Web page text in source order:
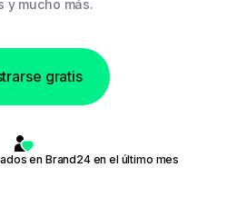
y mucho más.
gratis
en Brand24 en el último mes